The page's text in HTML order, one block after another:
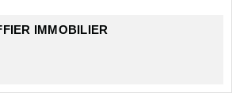
IMMOBILIER